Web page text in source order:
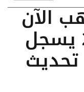
الآن
في مصر: عيار 24 يسجل
تحديث